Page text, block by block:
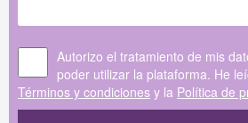
Autorizo el tratamiento de mis
poder utilizar la plataforma. He
Términos y condiciones y la Política de